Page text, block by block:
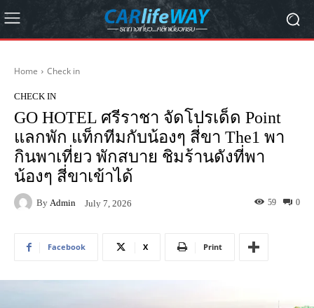
Home Check in
CHECK IN
GO HOTEL ศรีราชา จัดโปรเด็ด Point
แลกพัก แท็กทีมกับน้องๆ สี่ขา The1 พา
กินพาเที่ยว พักสบาย ชิมร้านดังที่พา
น้องๆ สี่ขาเข้าได้
By Admin July 7, 2026 0
59
Facebook X Print